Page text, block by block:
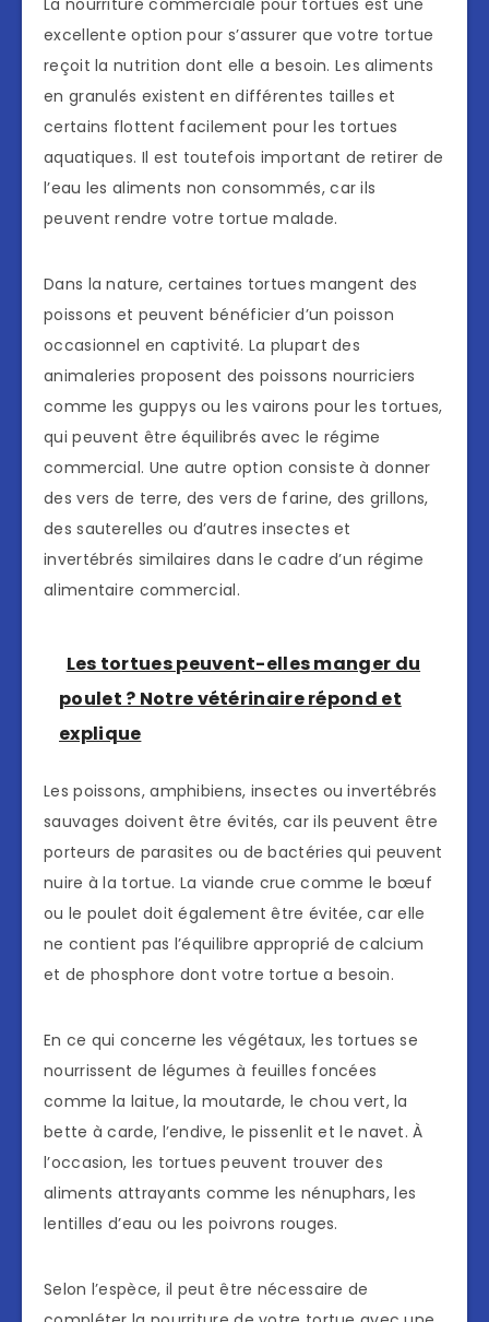
La nourriture commerciale pour tortues est une
excellente option pour s’assurer que votre tortue
reçoit la nutrition dont elle a besoin. Les aliments
en granulés existent en différentes tailles et
certains flottent facilement pour les tortues
aquatiques. Il est toutefois important de retirer de
l’eau les aliments non consommés, car ils
peuvent rendre votre tortue malade.
Dans la nature, certaines tortues mangent des
poissons et peuvent bénéficier d’un poisson
occasionnel en captivité. La plupart des
animaleries proposent des poissons nourriciers
comme les guppys ou les vairons pour les tortues,
qui peuvent être équilibrés avec le régime
commercial. Une autre option consiste à donner
des vers de terre, des vers de farine, des grillons,
des sauterelles ou d’autres insectes et
invertébrés similaires dans le cadre d’un régime
alimentaire commercial.
Les tortues peuvent-elles manger du
poulet ? Notre vétérinaire répond et
explique
Les poissons, amphibiens, insectes ou invertébrés
sauvages doivent être évités, car ils peuvent être
porteurs de parasites ou de bactéries qui peuvent
nuire à la tortue. La viande crue comme le bœuf
ou le poulet doit également être évitée, car elle
ne contient pas l’équilibre approprié de calcium
et de phosphore dont votre tortue a besoin.
En ce qui concerne les végétaux, les tortues se
nourrissent de légumes à feuilles foncées
comme la laitue, la moutarde, le chou vert, la
bette à carde, l’endive, le pissenlit et le navet. À
l’occasion, les tortues peuvent trouver des
aliments attrayants comme les nénuphars, les
lentilles d’eau ou les poivrons rouges.
Selon l’espèce, il peut être nécessaire de